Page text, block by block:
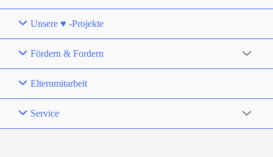
Unsere ♥ -Projekte
Fördern & Fordern
Elternmitarbeit
Service